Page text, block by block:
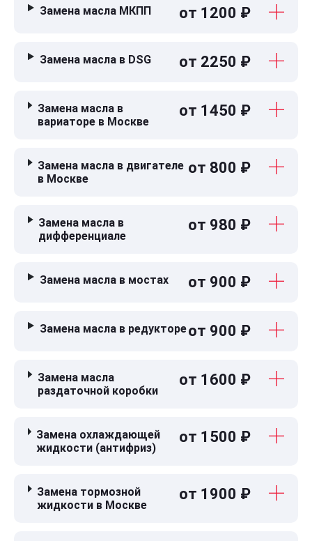
Замена масла МКПП от 1200 ₽
Замена масла в DSG от 2250 ₽
Замена масла в
вариаторе в Москве
от 1450 ₽
Замена масла в двигателе
в Москве
от 800 ₽
Замена масла в
дифференциале
от 980 ₽
Замена масла в мостах от 900 ₽
Замена масла в редуктореот 900 ₽
Замена масла
раздаточной коробки
от 1600 ₽
Замена охлаждающей
жидкости (антифриз)
от 1500 ₽
Замена тормозной
жидкости в Москве
от 1900 ₽